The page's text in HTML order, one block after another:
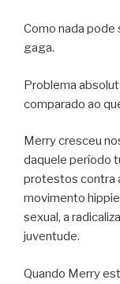
Como nada
gaga.
Problema
comparado ao
Merry cresceu
daquele período
protestos contra
movimento
sexual, a
juventude.
Quando Merry